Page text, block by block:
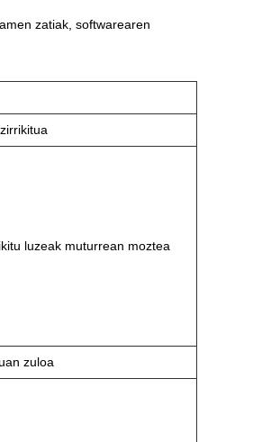
zatiak, softwarearen
luzeak muturrean moztea
zuloa